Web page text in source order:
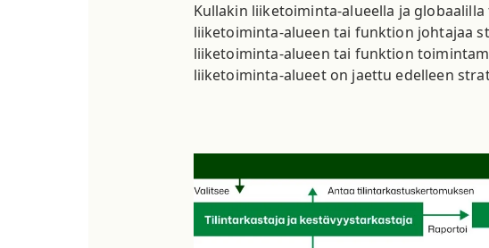
Kullakin liiketoiminta-alueella ja
liiketoiminta-alueen tai funktion johtajaa
liiketoiminta-alueen tai funktion
liiketoiminta-alueet on jaettu edelleen